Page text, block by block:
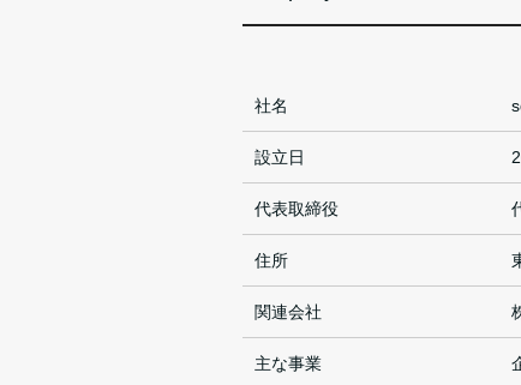
社名
設立日
代表取締役
住所
関連会社
主な事業